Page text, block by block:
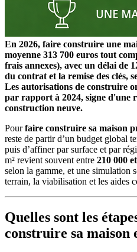
En 2026, faire construire une
moyenne 313 700 euros tout
frais annexes), avec un délai de
du contrat et la remise des clés,
Les autorisations de construire
par rapport à 2024, signe d'une
construction neuve.
Pourfaire construire sa maison
reste de partir d’un budget global
puis d’affiner par surface et par
m² revient souvent entre 210 000
selon la gamme, et une simulation
terrain, la viabilisation et les aides
Quelles sont les
construire sa maison